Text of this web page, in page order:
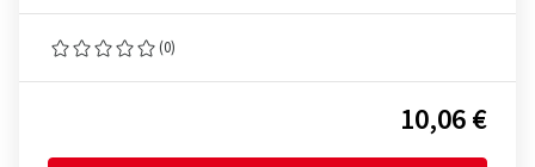
(0)
10,06 €